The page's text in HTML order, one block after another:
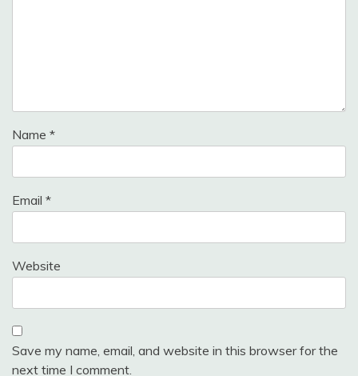
Name *
Email *
Website
Save my name, email, and website in this browser for the
next time I comment.